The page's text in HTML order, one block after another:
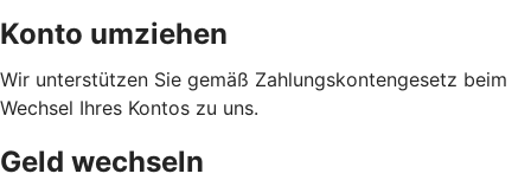
Konto umziehen
Wir unterstützen Sie gemäß Zahlungskontengesetz beim
Wechsel Ihres Kontos zu uns.
Geld wechseln